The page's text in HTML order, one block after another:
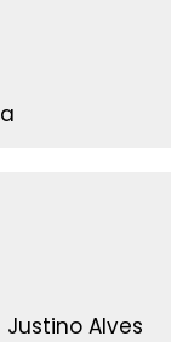
Alves